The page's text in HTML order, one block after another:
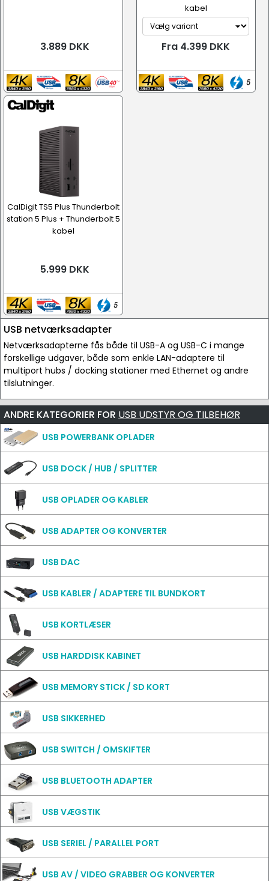
3.889 DKK
kabel
Fra 4.399 DKK
CalDigit TS5 Plus Thunderbolt
station 5 Plus + Thunderbolt 5
kabel
5.999 DKK
USB netværksadapter
Netværksadapterne fås både til USB-A og USB-C i mange
forskellige udgaver, både som enkle LAN-adaptere til
multiport hubs / docking stationer med Ethernet og andre
tilslutninger.
ANDRE KATEGORIER FOR USB UDSTYR OG TILBEHØR
USB POWERBANK OPLADER
USB DOCK / HUB / SPLITTER
USB OPLADER OG KABLER
USB ADAPTER OG KONVERTER
USB DAC
USB KABLER / ADAPTERE TIL BUNDKORT
USB KORTLÆSER
USB HARDDISK KABINET
USB MEMORY STICK / SD KORT
USB SIKKERHED
USB SWITCH / OMSKIFTER
USB BLUETOOTH ADAPTER
USB VÆGSTIK
USB SERIEL / PARALLEL PORT
USB AV / VIDEO GRABBER OG KONVERTER